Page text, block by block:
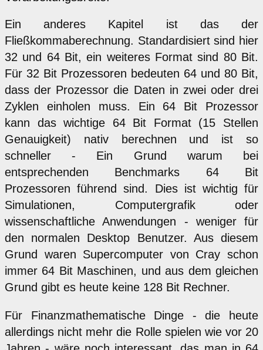
Ein anderes Kapitel ist das der
Fließkommaberechnung. Standardisiert sind hier
32 und 64 Bit, ein weiteres Format sind 80 Bit.
Für 32 Bit Prozessoren bedeuten 64 und 80 Bit,
dass der Prozessor die Daten in zwei oder drei
Zyklen einholen muss. Ein 64 Bit Prozessor
kann das wichtige 64 Bit Format (15 Stellen
Genauigkeit) nativ berechnen und ist so
schneller - Ein Grund warum bei
entsprechenden Benchmarks 64 Bit
Prozessoren führend sind. Dies ist wichtig für
Simulationen, Computergrafik oder
wissenschaftliche Anwendungen - weniger für
den normalen Desktop Benutzer. Aus diesem
Grund waren Supercomputer von Cray schon
immer 64 Bit Maschinen, und aus dem gleichen
Grund gibt es heute keine 128 Bit Rechner.
Für Finanzmathematische Dinge - die heute
allerdings nicht mehr die Rolle spielen wie vor 20